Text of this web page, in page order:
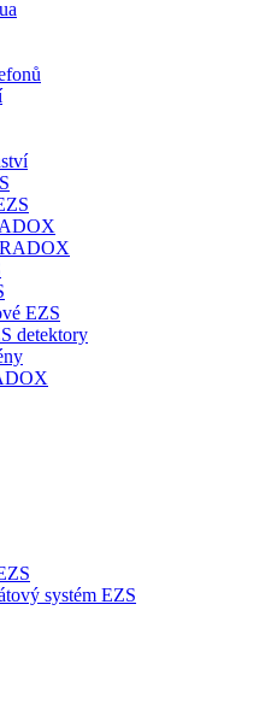
EZS
detektory
systém EZS